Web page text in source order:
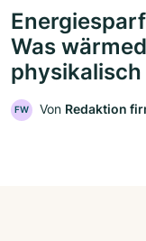
Was
FW Von Redaktion